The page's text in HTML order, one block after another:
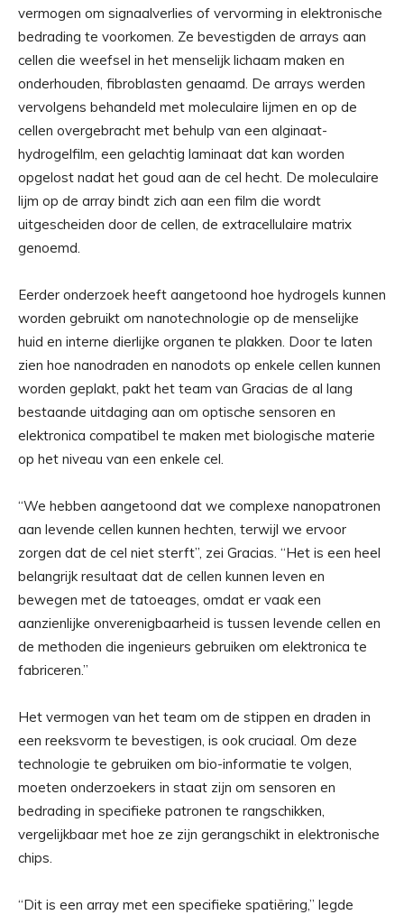
vermogen om signaalverlies of vervorming in elektronische
bedrading te voorkomen. Ze bevestigden de arrays aan
cellen die weefsel in het menselijk lichaam maken en
onderhouden, fibroblasten genaamd. De arrays werden
vervolgens behandeld met moleculaire lijmen en op de
cellen overgebracht met behulp van een alginaat-
hydrogelfilm, een gelachtig laminaat dat kan worden
opgelost nadat het goud aan de cel hecht. De moleculaire
lijm op de array bindt zich aan een film die wordt
uitgescheiden door de cellen, de extracellulaire matrix
genoemd.
Eerder onderzoek heeft aangetoond hoe hydrogels kunnen
worden gebruikt om nanotechnologie op de menselijke
huid en interne dierlijke organen te plakken. Door te laten
zien hoe nanodraden en nanodots op enkele cellen kunnen
worden geplakt, pakt het team van Gracias de al lang
bestaande uitdaging aan om optische sensoren en
elektronica compatibel te maken met biologische materie
op het niveau van een enkele cel.
“We hebben aangetoond dat we complexe nanopatronen
aan levende cellen kunnen hechten, terwijl we ervoor
zorgen dat de cel niet sterft”, zei Gracias. “Het is een heel
belangrijk resultaat dat de cellen kunnen leven en
bewegen met de tatoeages, omdat er vaak een
aanzienlijke onverenigbaarheid is tussen levende cellen en
de methoden die ingenieurs gebruiken om elektronica te
fabriceren.”
Het vermogen van het team om de stippen en draden in
een reeksvorm te bevestigen, is ook cruciaal. Om deze
technologie te gebruiken om bio-informatie te volgen,
moeten onderzoekers in staat zijn om sensoren en
bedrading in specifieke patronen te rangschikken,
vergelijkbaar met hoe ze zijn gerangschikt in elektronische
chips.
“Dit is een array met een specifieke spatiëring,” legde